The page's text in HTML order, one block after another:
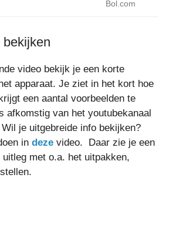
Bol.com
bekijken
video bekijk je een korte
apparaat. Je ziet in het kort hoe
een aantal voorbeelden te
afkomstig van het youtubekanaal
je uitgebreide info bekijken?
in deze video. Daar zie je een
uitleg met o.a. het uitpakken,